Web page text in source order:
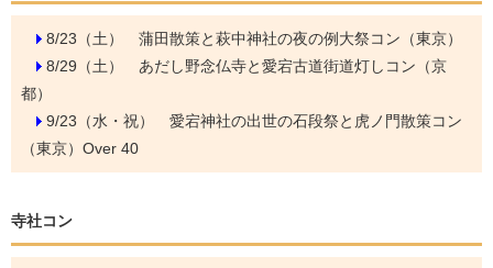
8/23（土） 蒲田散策と萩中神社の夜の例大祭コン（東京）
8/29（土） あだし野念仏寺と愛宕古道街道灯しコン（京
都）
9/23（水・祝） 愛宕神社の出世の石段祭と虎ノ門散策コン
（東京）Over 40
寺社コン